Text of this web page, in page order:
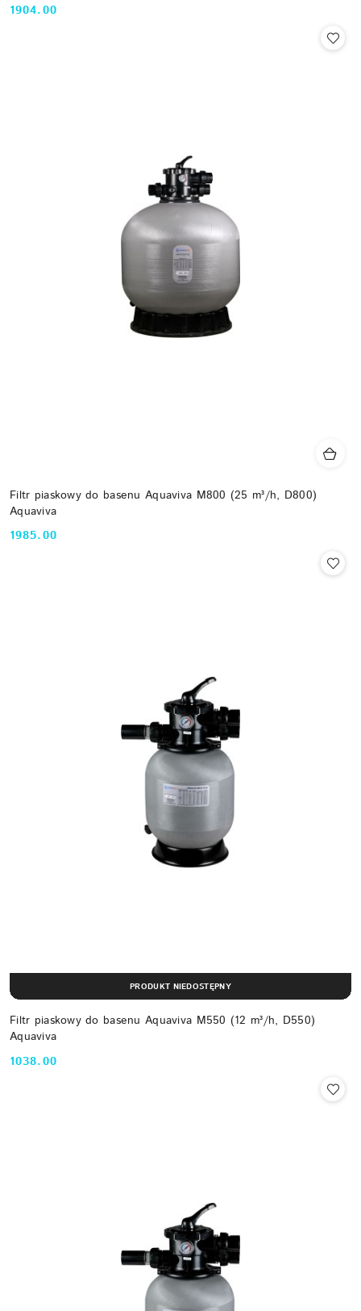
Cena:
1904.00
Filtr piaskowy do basenu Aquaviva M800 (25 m³/h, D800)
Aquaviva
Cena:
1985.00
Filtr piaskowy do basenu Aquaviva M550 (12 m³/h, D550)
Aquaviva
Cena:
1038.00
PRODUKT NIEDOSTĘPNY